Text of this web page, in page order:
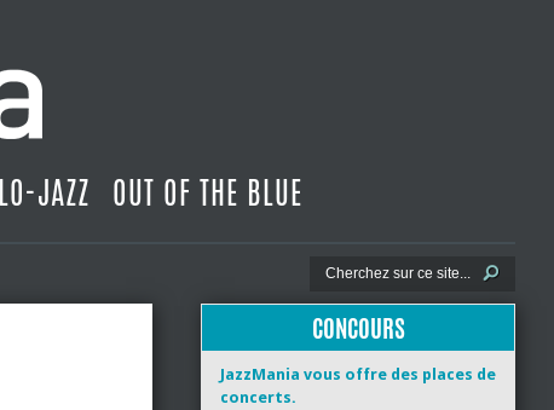
JAZZ OUT OF THE BLUE
CONCOURS
JazzMania vous offre des places de
concerts.